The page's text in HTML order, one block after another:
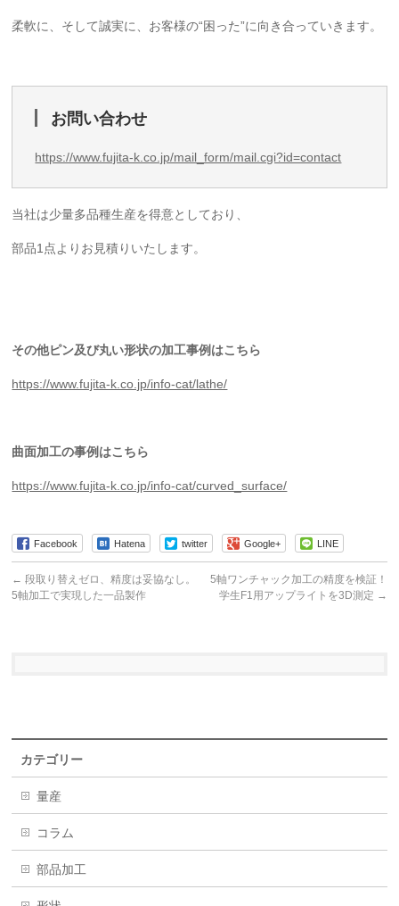
柔軟に、そして誠実に、お客様の“困った”に向き合っていきます。
お問い合わせ
https://www.fujita-k.co.jp/mail_form/mail.cgi?id=contact
当社は少量多品種生産を得意としており、
部品1点よりお見積りいたします。
その他ピン及び丸い形状の加工事例はこちら
https://www.fujita-k.co.jp/info-cat/lathe/
曲面加工の事例はこちら
https://www.fujita-k.co.jp/info-cat/curved_surface/
Facebook Hatena twitter Google+ LINE
← 段取り替えゼロ、精度は妥協なし。
5軸加工で実現した一品製作
5軸ワンチャック加工の精度を検証！
学生F1用アップライトを3D測定 →
カテゴリー
量産
コラム
部品加工